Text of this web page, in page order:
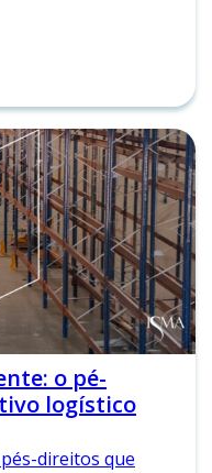
o pé-
logístico
direitos que